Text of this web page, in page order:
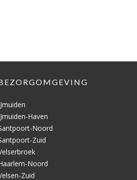
Haven
Noord
Zuid
Noord
Zuid